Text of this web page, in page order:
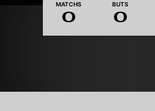
MATCHS
0
BUTS
0